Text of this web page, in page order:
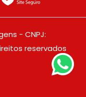
- CNPJ:
reservados